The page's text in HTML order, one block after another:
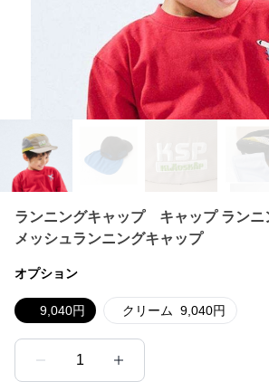
ランニングキャップ キャップ ランニ
メッシュランニングキャップ
オプション
9,040円 クリーム 9,040円
1